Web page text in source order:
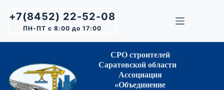
сути+7(8452) 22-52-08
ПН-ПТ с 8:00 до 17:00
СРО строителей
Саратовской области
Ассоциация
«Объединение